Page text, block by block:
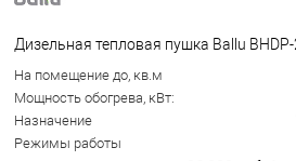
Дизельная тепловая пушка Ballu
На помещение до, кв.м
Мощность обогрева, кВт:
Назначение
Режимы работы